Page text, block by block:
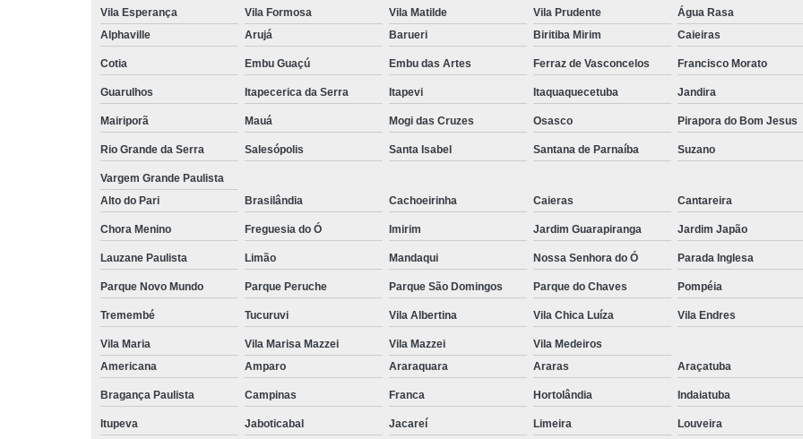
Vila Esperança Vila Formosa Vila Matilde Vila Prudente
Água Rasa
Alphaville
Arujá Barueri Biritiba Mirim Caieiras
Cotia Embu Guaçú Embu das Artes Ferraz de Vasconcelos Francisco Morato
Guarulhos Itapecerica da Serra Itapevi Itaquaquecetuba Jandira
Mairiporã Mauá Mogi das Cruzes Osasco Pirapora do Bom Jesus
Rio Grande da Serra Salesópolis Santa Isabel Santana de Parnaíba Suzano
Vargem Grande Paulista
Alto do Pari
Brasilândia Cachoeirinha Caieras Cantareira
Chora Menino Freguesia do Ó Imirim Jardim Guarapiranga Jardim Japão
Lauzane Paulista Limão Mandaqui Nossa Senhora do Ó Parada Inglesa
Parque Novo Mundo Parque Peruche Parque São Domingos Parque do Chaves Pompéia
Tremembé Tucuruvi Vila Albertina Vila Chica Luíza Vila Endres
Vila Maria Vila Marisa Mazzei Vila Mazzei
Vila Medeiros
Americana
Amparo Araraquara Araras Araçatuba
Bragança Paulista Campinas Franca Hortolândia Indaiatuba
Itupeva Jaboticabal Jacareí Limeira Louveira